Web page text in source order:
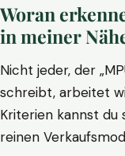
Woran
in meiner
Nicht jeder, der
schreibt, arbeitet
Kriterien kannst du
reinen